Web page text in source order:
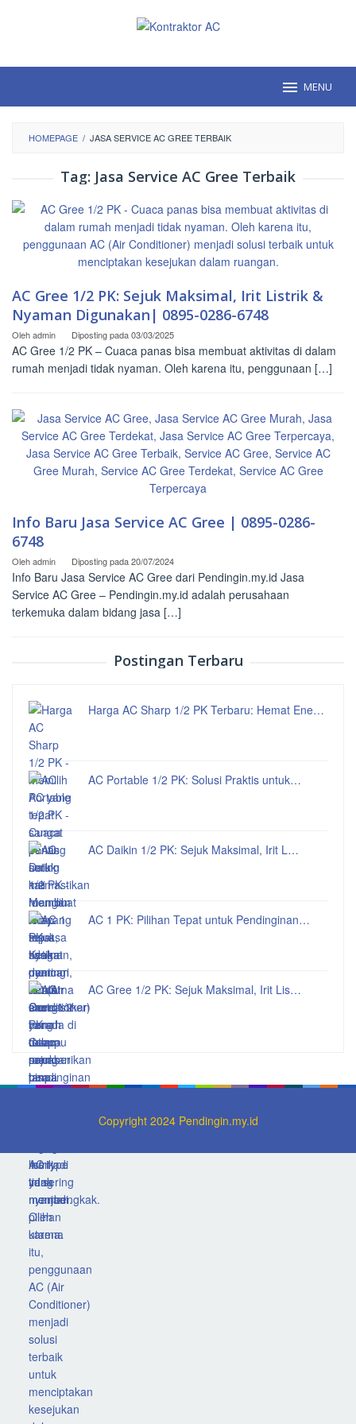
MENU
HOMEPAGE / JASA SERVICE AC GREE TERBAIK
Tag: Jasa Service AC Gree Terbaik
AC Gree 1/2 PK: Sejuk Maksimal, Irit Listrik &
Nyaman Digunakan| 0895-0286-6748
Olehadmin Diposting pada03/03/2025
AC Gree 1/2 PK – Cuaca panas bisa membuat aktivitas di dalam
rumah menjadi tidak nyaman. Oleh karena itu, penggunaan […]
Info Baru Jasa Service AC Gree | 0895-0286-
6748
Olehadmin Diposting pada20/07/2024
Info Baru Jasa Service AC Gree dari Pendingin.my.id Jasa
Service AC Gree – Pendingin.my.id adalah perusahaan
terkemuka dalam bidang jasa […]
Postingan Terbaru
Harga AC Sharp 1/2 PK Terbaru: Hemat Ene…
AC Portable 1/2 PK: Solusi Praktis untuk…
AC Daikin 1/2 PK: Sejuk Maksimal, Irit L…
AC 1 PK: Pilihan Tepat untuk Pendinginan…
AC Gree 1/2 PK: Sejuk Maksimal, Irit Lis…
Copyright 2024 Pendingin.my.id